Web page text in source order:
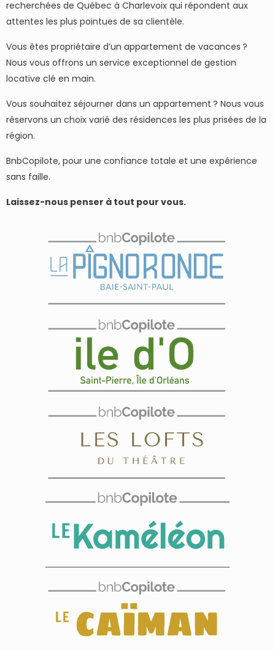
recherchées de Québec à Charlevoix qui répondent aux
attentes les plus pointues de sa clientèle.
Vous êtes propriétaire d’un appartement de vacances ?
Nous vous offrons un service exceptionnel de gestion
locative clé en main.
Vous souhaitez séjourner dans un appartement ? Nous vous
réservons un choix varié des résidences les plus prisées de la
région.
BnbCopilote, pour une confiance totale et une expérience
sans faille.
Laissez-nous penser à tout pour vous.